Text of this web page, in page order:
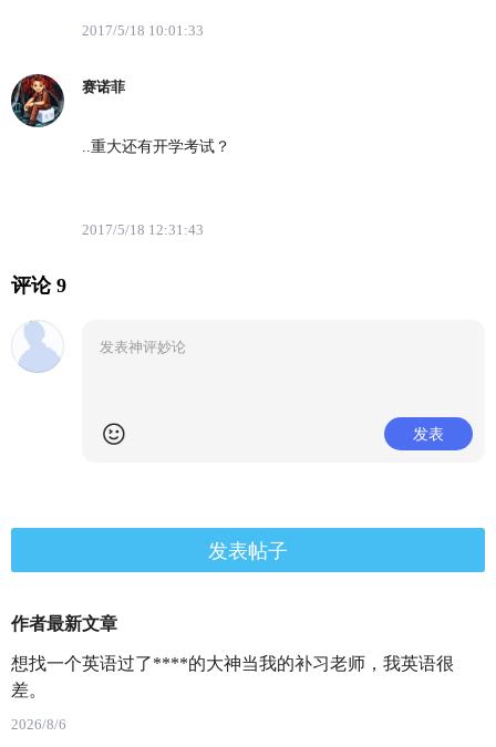
2017/5/18 10:01:33
赛诺菲
..重大还有开学考试？
2017/5/18 12:31:43
评论 9
发表
发表帖子
作者最新文章
想找一个英语过了****的大神当我的补习老师，我英语很
差。
2026/8/6